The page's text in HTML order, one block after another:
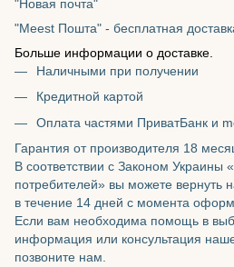
"Новая почта"
"Meest Пошта" - бесплатная
Больше информации о доставке.
Наличными при получении
Кредитной картой
Оплата частями ПриватБанк и
Гарантия от производителя 18
В соответствии с Законом Украины
потребителей» вы можете вернуть
в течение 14 дней с момента
Если вам необходима помощь в
информация или консультация
позвоните нам.